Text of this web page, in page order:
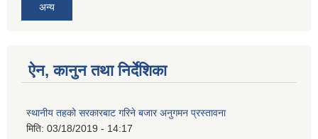
अन्य
ऐन, कानुन तथा निर्देशिका
स्थानीय तहको सरकारबाट गरिने बजार अनुगमन प्रस्तावना
मिति: 03/18/2019 - 14:17